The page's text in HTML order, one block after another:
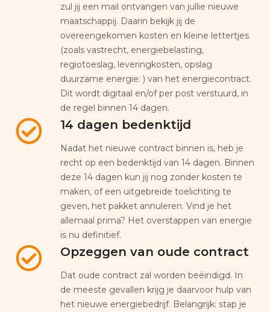
zul jij een mail ontvangen van jullie nieuwe
maatschappij. Daarin bekijk jij de
overeengekomen kosten en kleine lettertjes
(zoals vastrecht, energiebelasting,
regiotoeslag, leveringkosten, opslag
duurzame energie: ) van het energiecontract.
Dit wordt digitaal en/of per post verstuurd, in
de regel binnen 14 dagen.
14 dagen bedenktijd
Nadat het nieuwe contract binnen is, heb je
recht op een bedenktijd van 14 dagen. Binnen
deze 14 dagen kun jij nog zonder kosten te
maken, of een uitgebreide toelichting te
geven, het pakket annuleren. Vind je het
allemaal prima? Het overstappen van energie
is nu definitief.
Opzeggen van oude contract
Dat oude contract zal worden beëindigd. In
de meeste gevallen krijg je daarvoor hulp van
het nieuwe energiebedrijf. Belangrijk: stap je